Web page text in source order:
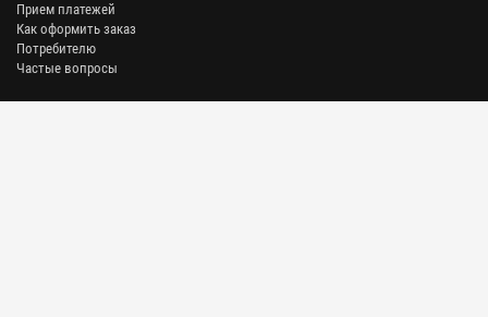
Прием платежей
Как оформить заказ
Потребителю
Частые вопросы